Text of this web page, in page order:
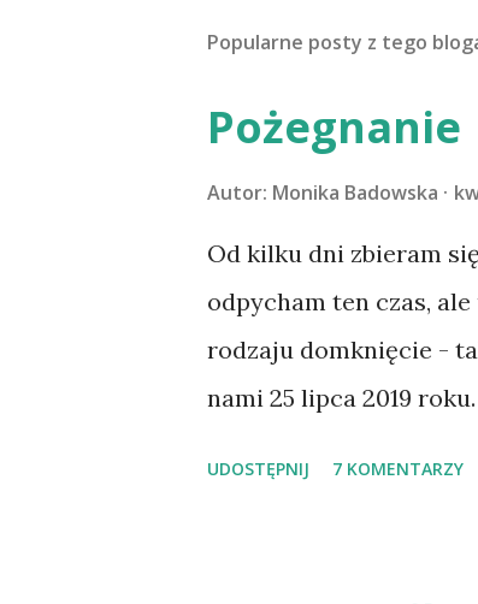
Popularne posty z tego
Pożegnanie
Autor: Monika Badowska
Od kilku dni zbieram
odpycham ten czas, ale
rodzaju domknięcie -
nami 25 lipca 2019
UDOSTĘPNIJ 7 KOMENTARZY